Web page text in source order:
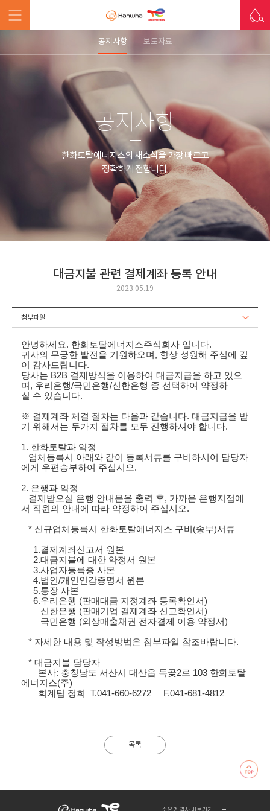
공지사항 보도자료
공지사항
한화토탈에너지스의 새소식을 가장 빠르고
정확하게 전합니다.
대금지불 관련 결제계좌 등록 안내
2023.05.19
첨부파일
안녕하세요. 한화토탈에너지스주식회사 입니다.
귀사의 무궁한 발전을 기원하오며, 항상 성원해 주심에 깊
이 감사드립니다.
당사는 B2B 결제방식을 이용하여 대금지급을 하고 있으
며, 우리은행/국민은행/신한은행 중 선택하여 약정하
실 수 있습니다.
※ 결제계좌 체결 절차는 다음과 같습니다. 대금지급을 받
기 위해서는 두가지 절차를 모두 진행하셔야 합니다.
1. 한화토탈과 약정
업체등록시 아래와 같이 등록서류를 구비하시어 담당자
에게 우편송부하여 주십시오.
2. 은행과 약정
결제받으실 은행 안내문을 출력 후, 가까운 은행지점에
서 직원의 안내에 따라 약정하여 주십시오.
* 신규업체등록시 한화토탈에너지스 구비(송부)서류
1.결제계좌신고서 원본
2.대금지불에 대한 약정서 원본
3.사업자등록증 사본
4.법인/개인인감증명서 원본
5.통장 사본
6.우리은행 (판매대금 지정계좌 등록확인서)
신한은행 (판매기업 결제계좌 신고확인서)
국민은행 (외상매출채권 전자결제 이용 약정서)
* 자세한 내용 및 작성방법은 첨부파일 참조바랍니다.
* 대금지불 담당자
본사: 충청남도 서산시 대산읍 독곶2로 103 한화토탈
에너지스(주)
회계팀 정희 T.041-660-6272 F.041-681-4812
목록